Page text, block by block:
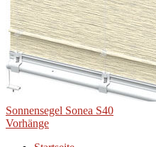
Beitragsnavigation
Sonnensegel Sonea S40
Vorhänge